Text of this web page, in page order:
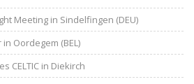
Meeting in Sindelfingen (DEU)
in Oordegem (BEL)
CELTIC in Diekirch